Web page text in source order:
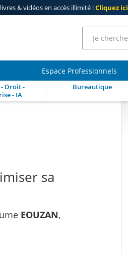
& vidéos en accès illimité !Cliquez ici
Espace Professionnels
Droit -
- IA
Bureautique
sa
EOUZAN